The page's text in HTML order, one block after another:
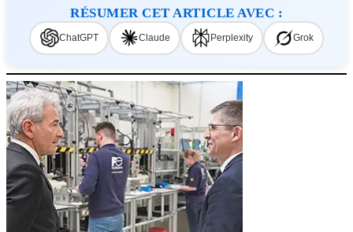
RÉSUMER CET ARTICLE AVEC :
ChatGPT Claude Perplexity Grok